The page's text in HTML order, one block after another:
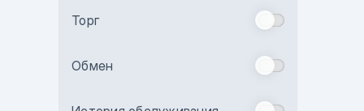
Бежевый
Торг
Обмен